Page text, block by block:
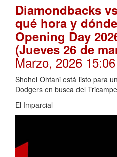
Diamondbacks
qué hora y
Opening Day
(Jueves 26 de
Marzo, 2026 15:06
Shohei Ohtani está listo para
Dodgers en busca del
El Imparcial